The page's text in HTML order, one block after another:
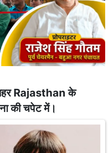
लहर Rajasthan के
की चपेट में।